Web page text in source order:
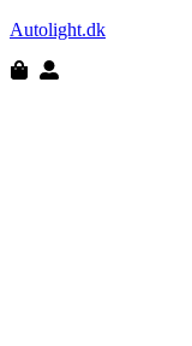
Autolight.dk